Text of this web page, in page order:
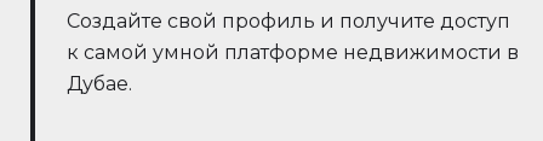
месте.Создайте свой профиль и получите доступ
к самой умной платформе недвижимости в
Дубае.